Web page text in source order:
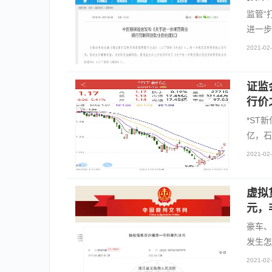
监管“
进一
2021-
证监
行价
*ST新
亿，
2021-
虚拟
元，
豪车
发生
2021-